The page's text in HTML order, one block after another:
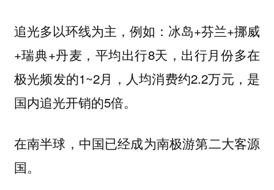
追光多以环线为主，例如：冰岛+芬兰+挪威
+瑞典+丹麦，平均出行8天，出行月份多在
极光频发的1~2月，人均消费约2.2万元，是
国内追光开销的5倍。
在南半球，中国已经成为南极游第二大客源
国。